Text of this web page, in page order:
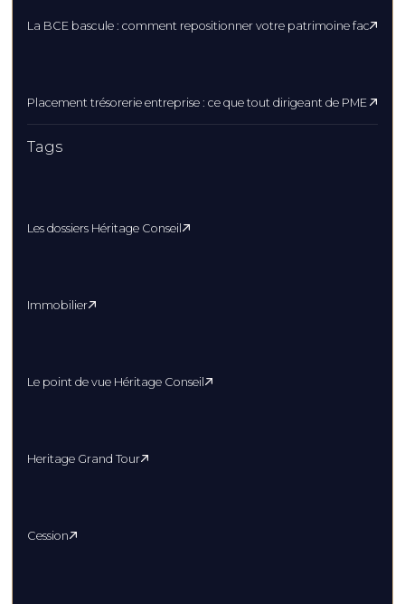
La BCE bascule : comment repositionner votre patrimoine face au
Placement trésorerie entreprise : ce que tout dirigeant de PME
Tags
Les dossiers Héritage Conseil
Immobilier
Le point de vue Héritage Conseil
Heritage Grand Tour
Cession